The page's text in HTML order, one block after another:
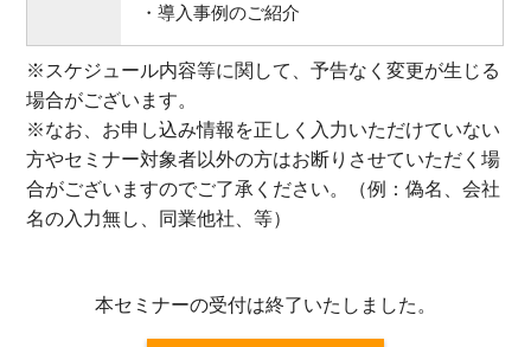
・導入事例のご紹介
※スケジュール内容等に関して、予告なく変更が生じる
場合がございます。
※なお、お申し込み情報を正しく入力いただけていない
方やセミナー対象者以外の方はお断りさせていただく場
合がございますのでご了承ください。（例：偽名、会社
名の入力無し、同業他社、等）
本セミナーの受付は終了いたしました。